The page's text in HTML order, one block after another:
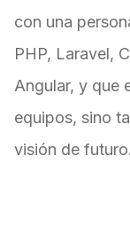
con una
PHP, Laravel,
Angular, y que
equipos, sino
visión de futuro.